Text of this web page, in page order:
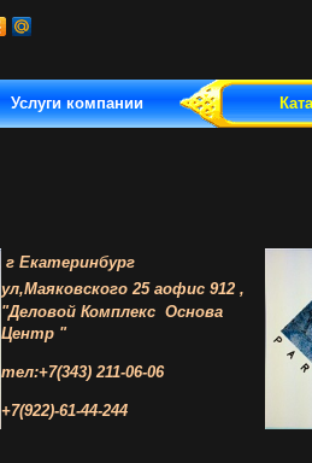
Услуги компании
г Екатеринбург
ул,Маяковского 25 аофис 912 ,
"Деловой Комплекс Основа
Центр "
тел:+7(343) 211-06-06
+7(922)-61-44-244